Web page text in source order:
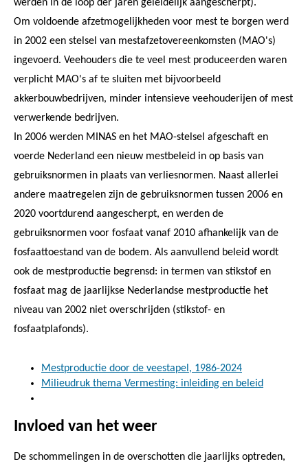
werden in de loop der jaren geleidelijk aangescherpt).
Om voldoende afzetmogelijkheden voor mest te borgen werd
in 2002 een stelsel van mestafzetovereenkomsten (MAO's)
ingevoerd. Veehouders die te veel mest produceerden waren
verplicht MAO's af te sluiten met bijvoorbeeld
akkerbouwbedrijven, minder intensieve veehouderijen of mest
verwerkende bedrijven.
In 2006 werden MINAS en het MAO-stelsel afgeschaft en
voerde Nederland een nieuw mestbeleid in op basis van
gebruiksnormen in plaats van verliesnormen. Naast allerlei
andere maatregelen zijn de gebruiksnormen tussen 2006 en
2020 voortdurend aangescherpt, en werden de
gebruiksnormen voor fosfaat vanaf 2010 afhankelijk van de
fosfaattoestand van de bodem. Als aanvullend beleid wordt
ook de mestproductie begrensd: in termen van stikstof en
fosfaat mag de jaarlijkse Nederlandse mestproductie het
niveau van 2002 niet overschrijden (stikstof- en
fosfaatplafonds).
Mestproductie door de veestapel, 1986-2024
Milieudruk thema Vermesting: inleiding en beleid
Invloed van het weer
De schommelingen in de overschotten die jaarlijks optreden,